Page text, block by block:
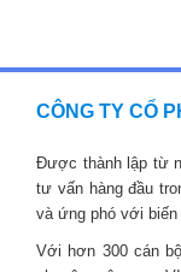
CÔNG TY CỔ
Được thành lập từ
tư vấn hàng đầu
và ứng phó với
Với hơn 300 cán